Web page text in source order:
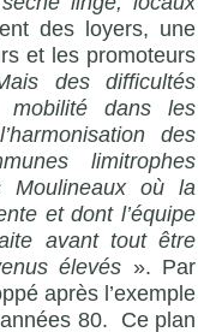
des loyers, une
et les promoteurs
des difficultés
mobilité dans les
des
limitrophes
Moulineaux où la
et dont l’équipe
avant tout être
élevés ». Par
après l’exemple
80. Ce plan